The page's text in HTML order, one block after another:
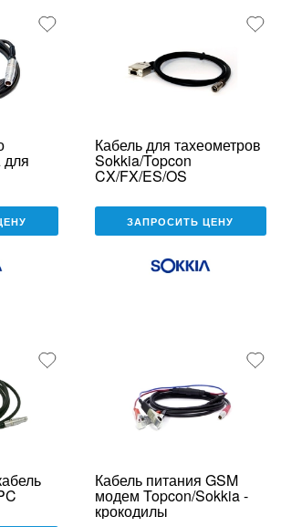
для
Кабель для тахеометров
Sokkia/Topcon
CX/FX/ES/OS
ЗАПРОСИТЬ ЦЕНУ
Кабель питания GSM
модем Topcon/Sokkia -
крокодилы